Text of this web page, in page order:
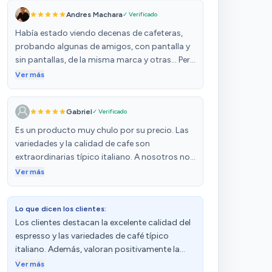
Andres Machara✓ Verificado
Había estado viendo decenas de cafeteras,
probando algunas de amigos, con pantalla y
sin pantallas, de la misma marca y otras... Pero
esta Magnifica Evo Next es todo lo que
calidad, más silenciosa que la mayoría,
desperdicia menos agua durante el
calentamiento y limpieza, la pantalla es
absolutamente (creeme) necesaria, te
simplifica la vida y te guía con procesos
todos sus accesorios: la cuchara para el café
en polvo, el filtro para el deposito de agua, el
detector de dureza del agua, el accesorio para
agua caliente, el accesorio para la leche... He
preparado todos los tipos de café que vienen
Ver más
Gabriel✓ Verificado
Es un producto muy chulo por su precio. Las
variedades y la calidad de cafe son
extraordinarias típico italiano. A nosotros nos
encanta muchísimas. También tiene 3 perfiles
hace la experiencia más "barista". Es una
pasada.
Ver más
Lo que dicen los clientes:
Los clientes destacan la excelente calidad del
espresso y las variedades de café típico
italiano. Además, valoran positivamente la
relación calidad-precio y la facilidad de uso.
Ver más